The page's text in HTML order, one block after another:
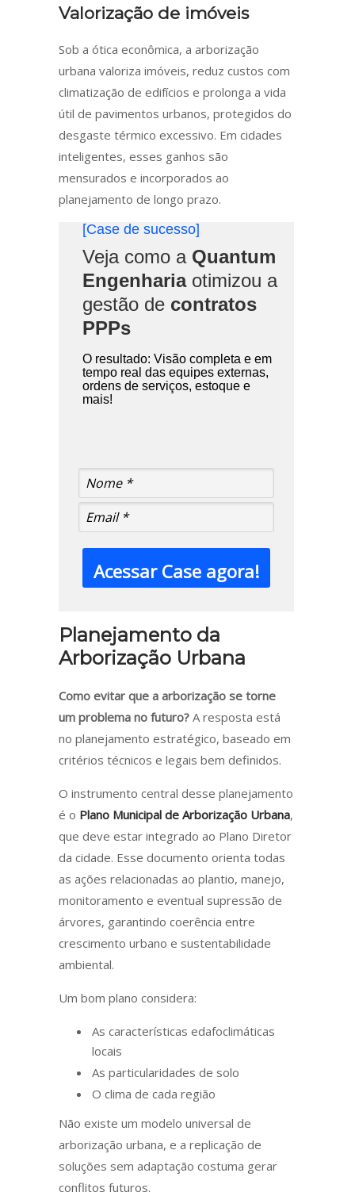
Valorização de imóveis
Sob a ótica econômica, a arborização
urbana valoriza imóveis, reduz custos com
climatização de edifícios e prolonga a vida
útil de pavimentos urbanos, protegidos do
desgaste térmico excessivo. Em cidades
inteligentes, esses ganhos são
mensurados e incorporados ao
planejamento de longo prazo.
[Case de sucesso]
Veja como a Quantum
Engenhariaotimizou a
gestão de contratos
PPPs
O resultado: Visão completa e em
tempo real das equipes externas,
ordens de serviços, estoque e
mais!
Acessar Case agora!
Planejamento da
Arborização Urbana
Como evitar que a arborização se torne
um problema no futuro? A resposta está
no planejamento estratégico, baseado em
critérios técnicos e legais bem definidos.
O instrumento central desse planejamento
é o Plano Municipal de Arborização Urbana,
que deve estar integrado ao Plano Diretor
da cidade. Esse documento orienta todas
as ações relacionadas ao plantio, manejo,
monitoramento e eventual supressão de
árvores, garantindo coerência entre
crescimento urbano e sustentabilidade
ambiental.
Um bom plano considera:
As características edafoclimáticas
locais
As particularidades de solo
O clima de cada região
Não existe um modelo universal de
arborização urbana, e a replicação de
soluções sem adaptação costuma gerar
conflitos futuros.